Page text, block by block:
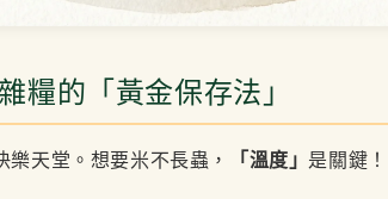
糧的「黃金保存法」
天堂。想要米不長蟲， 「溫度」 是關鍵！